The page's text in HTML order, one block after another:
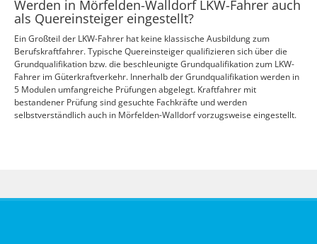
Werden in Mörfelden-Walldorf LKW-Fahrer auch
als Quereinsteiger eingestellt?
Ein Großteil der LKW-Fahrer hat keine klassische Ausbildung zum
Berufskraftfahrer. Typische Quereinsteiger qualifizieren sich über die
Grundqualifikation bzw. die beschleunigte Grundqualifikation zum LKW-
Fahrer im Güterkraftverkehr. Innerhalb der Grundqualifikation werden in
5 Modulen umfangreiche Prüfungen abgelegt. Kraftfahrer mit
bestandener Prüfung sind gesuchte Fachkräfte und werden
selbstverständlich auch in Mörfelden-Walldorf vorzugsweise eingestellt.